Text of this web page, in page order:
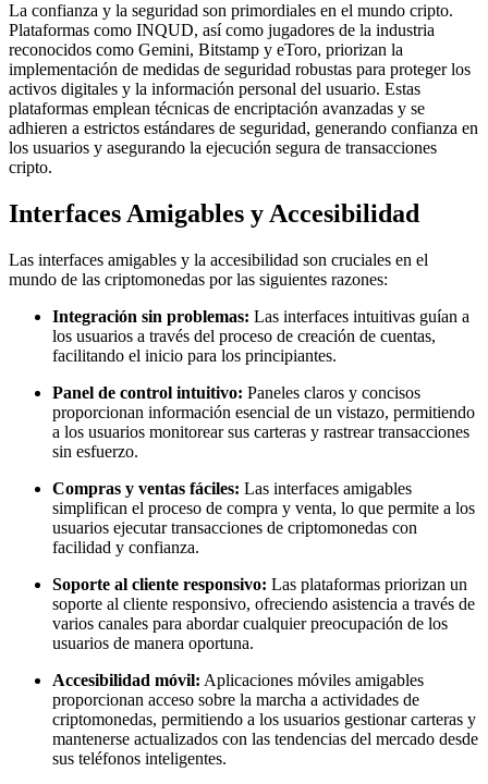
La confianza y la seguridad son primordiales en el mundo cripto.
Plataformas como INQUD, así como jugadores de la industria
reconocidos como Gemini, Bitstamp y eToro, priorizan la
implementación de medidas de seguridad robustas para proteger los
activos digitales y la información personal del usuario. Estas
plataformas emplean técnicas de encriptación avanzadas y se
adhieren a estrictos estándares de seguridad, generando confianza en
los usuarios y asegurando la ejecución segura de transacciones
cripto.
Interfaces Amigables y Accesibilidad
Las interfaces amigables y la accesibilidad son cruciales en el
mundo de las criptomonedas por las siguientes razones:
Integración sin problemas: Las interfaces intuitivas guían a
los usuarios a través del proceso de creación de cuentas,
facilitando el inicio para los principiantes.
Panel de control intuitivo: Paneles claros y concisos
proporcionan información esencial de un vistazo, permitiendo
a los usuarios monitorear sus carteras y rastrear transacciones
sin esfuerzo.
Compras y ventas fáciles: Las interfaces amigables
simplifican el proceso de compra y venta, lo que permite a los
usuarios ejecutar transacciones de criptomonedas con
facilidad y confianza.
Soporte al cliente responsivo: Las plataformas priorizan un
soporte al cliente responsivo, ofreciendo asistencia a través de
varios canales para abordar cualquier preocupación de los
usuarios de manera oportuna.
Accesibilidad móvil: Aplicaciones móviles amigables
proporcionan acceso sobre la marcha a actividades de
criptomonedas, permitiendo a los usuarios gestionar carteras y
mantenerse actualizados con las tendencias del mercado desde
sus teléfonos inteligentes.